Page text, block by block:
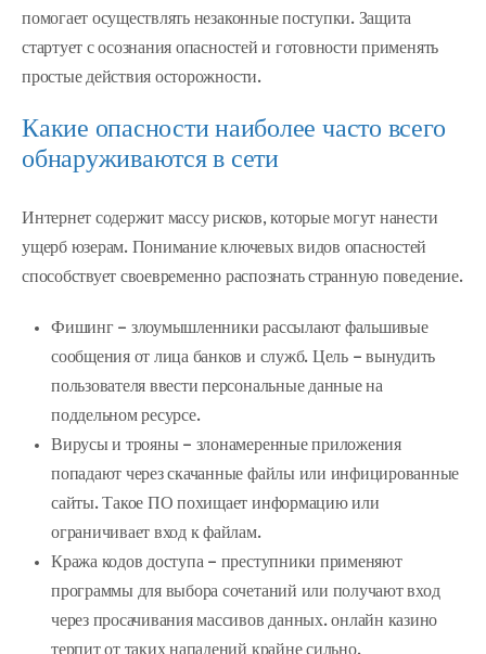
помогает осуществлять незаконные поступки. Защита
стартует с осознания опасностей и готовности применять
простые действия осторожности.
Какие опасности наиболее часто всего
обнаруживаются в сети
Интернет содержит массу рисков, которые могут нанести
ущерб юзерам. Понимание ключевых видов опасностей
способствует своевременно распознать странную поведение.
Фишинг – злоумышленники рассылают фальшивые
сообщения от лица банков и служб. Цель – вынудить
пользователя ввести персональные данные на
поддельном ресурсе.
Вирусы и трояны – злонамеренные приложения
попадают через скачанные файлы или инфицированные
сайты. Такое ПО похищает информацию или
ограничивает вход к файлам.
Кража кодов доступа – преступники применяют
программы для выбора сочетаний или получают вход
через просачивания массивов данных. онлайн казино
терпит от таких нападений крайне сильно.